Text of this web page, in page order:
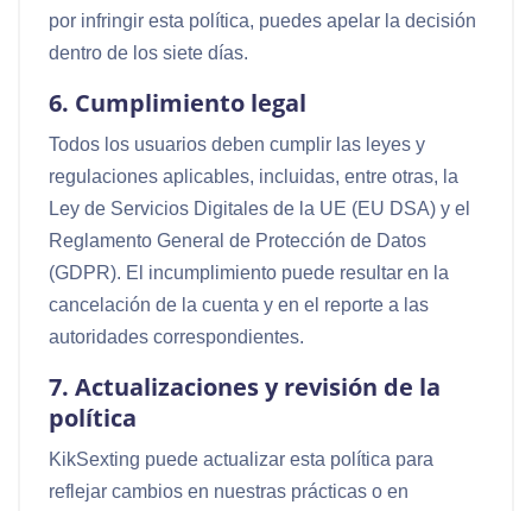
por infringir esta política, puedes apelar la decisión
dentro de los siete días.
6. Cumplimiento legal
Todos los usuarios deben cumplir las leyes y
regulaciones aplicables, incluidas, entre otras, la
Ley de Servicios Digitales de la UE (EU DSA) y el
Reglamento General de Protección de Datos
(GDPR). El incumplimiento puede resultar en la
cancelación de la cuenta y en el reporte a las
autoridades correspondientes.
7. Actualizaciones y revisión de la
política
KikSexting puede actualizar esta política para
reflejar cambios en nuestras prácticas o en